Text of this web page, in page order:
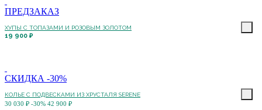
ПРЕДЗАКАЗ
ХУПЫ С ТОПАЗАМИ И РОЗОВЫМ ЗОЛОТОМ
19 900 ₽
СКИДКА -30%
КОЛЬЕ С ПОДВЕСКАМИ ИЗ ХРУСТАЛЯ SERENE
30 030 ₽ -30% 42 900 ₽